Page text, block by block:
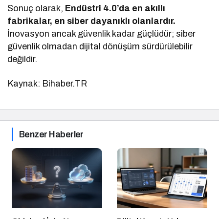
Sonuç olarak, Endüstri 4.0’da en akıllı
fabrikalar, en siber dayanıklı olanlardır.
İnovasyon ancak güvenlik kadar güçlüdür; siber
güvenlik olmadan dijital dönüşüm sürdürülebilir
değildir.
Kaynak: Bihaber.TR
Benzer Haberler